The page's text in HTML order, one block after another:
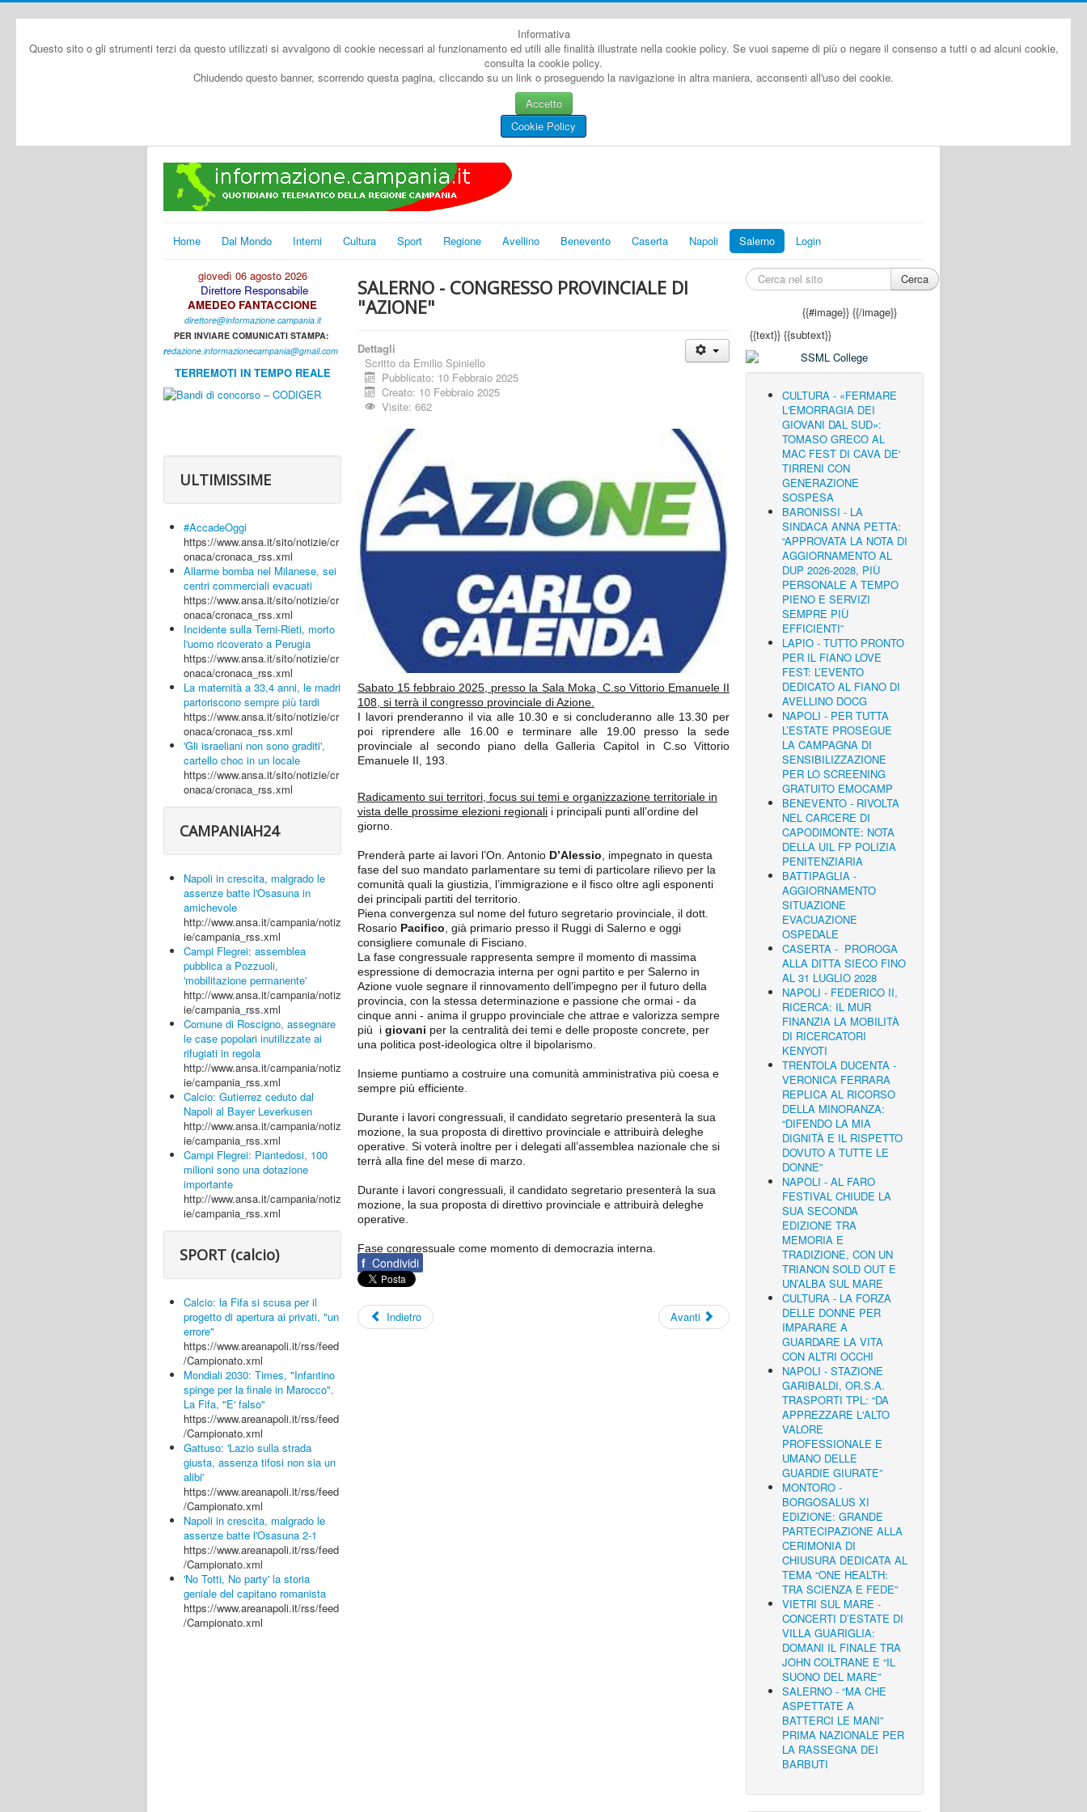
Informativa
Questo sito o gli strumenti terzi da questo utilizzati si avvalgono di cookie necessari al funzionamento ed utili alle finalità illustrate nella cookie policy. Se vuoi saperne di più o negare il consenso a tutti o ad alcuni cookie,
consulta la cookie policy.
Chiudendo questo banner, scorrendo questa pagina, cliccando su un link o proseguendo la navigazione in altra maniera, acconsenti all'uso dei cookie.
Accetto
Cookie Policy
Home Dal Mondo Interni Cultura Sport Regione Avellino Benevento Caserta Napoli Salerno Login
giovedì 06 agosto 2026
Direttore Responsabile
AMEDEO FANTACCIONE
direttore@informazione.campania.it
PER INVIARE COMUNICATI STAMPA:
redazione.informazionecampania@gmail.com
TERREMOTI IN TEMPO REALE
ULTIMISSIME
#AccadeOggi
https://www.ansa.it/sito/notizie/cr
onaca/cronaca_rss.xml
Allarme bomba nel Milanese, sei
centri commerciali evacuati
https://www.ansa.it/sito/notizie/cr
onaca/cronaca_rss.xml
Incidente sulla Terni-Rieti, morto
l'uomo ricoverato a Perugia
https://www.ansa.it/sito/notizie/cr
onaca/cronaca_rss.xml
La maternità a 33,4 anni, le madri
partoriscono sempre più tardi
https://www.ansa.it/sito/notizie/cr
onaca/cronaca_rss.xml
'Gli israeliani non sono graditi',
cartello choc in un locale
https://www.ansa.it/sito/notizie/cr
onaca/cronaca_rss.xml
CAMPANIAH24
Napoli in crescita, malgrado le
assenze batte l'Osasuna in
amichevole
http://www.ansa.it/campania/notiz
ie/campania_rss.xml
Campi Flegrei: assemblea
pubblica a Pozzuoli,
'mobilitazione permanente'
http://www.ansa.it/campania/notiz
ie/campania_rss.xml
Comune di Roscigno, assegnare
le case popolari inutilizzate ai
rifugiati in regola
http://www.ansa.it/campania/notiz
ie/campania_rss.xml
Calcio: Gutierrez ceduto dal
Napoli al Bayer Leverkusen
http://www.ansa.it/campania/notiz
ie/campania_rss.xml
Campi Flegrei: Piantedosi, 100
milioni sono una dotazione
importante
http://www.ansa.it/campania/notiz
ie/campania_rss.xml
SPORT (calcio)
Calcio: la Fifa si scusa per il
progetto di apertura ai privati, "un
errore"
https://www.areanapoli.it/rss/feed
/Campionato.xml
Mondiali 2030: Times, "Infantino
spinge per la finale in Marocco".
La Fifa, "E' falso"
https://www.areanapoli.it/rss/feed
/Campionato.xml
Gattuso: 'Lazio sulla strada
giusta, assenza tifosi non sia un
alibi'
https://www.areanapoli.it/rss/feed
/Campionato.xml
Napoli in crescita, malgrado le
assenze batte l'Osasuna 2-1
https://www.areanapoli.it/rss/feed
/Campionato.xml
'No Totti, No party' la storia
geniale del capitano romanista
https://www.areanapoli.it/rss/feed
/Campionato.xml
SALERNO - CONGRESSO PROVINCIALE DI
"AZIONE"
Dettagli
Scritto da Emilio Spiniello
Pubblicato: 10 Febbraio 2025
Creato: 10 Febbraio 2025
Visite: 662
Sabato 15 febbraio 2025, presso la Sala Moka, C.so Vittorio Emanuele II
108, si terrà il congresso provinciale di Azione.
I lavori prenderanno il via alle 10.30 e si concluderanno alle 13.30 per
poi riprendere alle 16.00 e terminare alle 19.00 presso la sede
provinciale al secondo piano della Galleria Capitol in C.so Vittorio
Emanuele II, 193.
Radicamento sui territori, focus sui temi e organizzazione territoriale in
vista delle prossime elezioni regionali i principali punti all’ordine del
giorno.
Prenderà parte ai lavori l’On. Antonio D’Alessio, impegnato in questa
fase del suo mandato parlamentare su temi di particolare rilievo per la
comunità quali la giustizia, l’immigrazione e il fisco oltre agli esponenti
dei principali partiti del territorio.
Piena convergenza sul nome del futuro segretario provinciale, il dott.
Rosario Pacifico, già primario presso il Ruggi di Salerno e oggi
consigliere comunale di Fisciano.
La fase congressuale rappresenta sempre il momento di massima
espressione di democrazia interna per ogni partito e per Salerno in
Azione vuole segnare il rinnovamento dell’impegno per il futuro della
provincia, con la stessa determinazione e passione che ormai - da
cinque anni - anima il gruppo provinciale che attrae e valorizza sempre
più i giovani per la centralità dei temi e delle proposte concrete, per
una politica post-ideologica oltre il bipolarismo.
Insieme puntiamo a costruire una comunità amministrativa più coesa e
sempre più efficiente.
Durante i lavori congressuali, il candidato segretario presenterà la sua
mozione, la sua proposta di direttivo provinciale e attribuirà deleghe
operative. Si voterà inoltre per i delegati all’assemblea nazionale che si
terrà alla fine del mese di marzo.
Durante i lavori congressuali, il candidato segretario presenterà la sua
mozione, la sua proposta di direttivo provinciale e attribuirà deleghe
operative.
Fase congressuale come momento di democrazia interna.
f Condividi
Indietro Avanti
Cerca
{{#image}}{{/image}}
{{text}} {{subtext}}
CULTURA - «FERMARE
L'EMORRAGIA DEI
GIOVANI DAL SUD»:
TOMASO GRECO AL
MAC FEST DI CAVA DE'
TIRRENI CON
GENERAZIONE
SOSPESA
BARONISSI - LA
SINDACA ANNA PETTA:
“APPROVATA LA NOTA DI
AGGIORNAMENTO AL
DUP 2026-2028, PIÙ
PERSONALE A TEMPO
PIENO E SERVIZI
SEMPRE PIÙ
EFFICIENTI”
LAPIO - TUTTO PRONTO
PER IL FIANO LOVE
FEST: L’EVENTO
DEDICATO AL FIANO DI
AVELLINO DOCG
NAPOLI - PER TUTTA
L’ESTATE PROSEGUE
LA CAMPAGNA DI
SENSIBILIZZAZIONE
PER LO SCREENING
GRATUITO EMOCAMP
BENEVENTO - RIVOLTA
NEL CARCERE DI
CAPODIMONTE: NOTA
DELLA UIL FP POLIZIA
PENITENZIARIA
BATTIPAGLIA -
AGGIORNAMENTO
SITUAZIONE
EVACUAZIONE
OSPEDALE
CASERTA - PROROGA
ALLA DITTA SIECO FINO
AL 31 LUGLIO 2028
NAPOLI - FEDERICO II,
RICERCA: IL MUR
FINANZIA LA MOBILITÀ
DI RICERCATORI
KENYOTI
TRENTOLA DUCENTA -
VERONICA FERRARA
REPLICA AL RICORSO
DELLA MINORANZA:
“DIFENDO LA MIA
DIGNITÀ E IL RISPETTO
DOVUTO A TUTTE LE
DONNE”
NAPOLI - AL FARO
FESTIVAL CHIUDE LA
SUA SECONDA
EDIZIONE TRA
MEMORIA E
TRADIZIONE, CON UN
TRIANON SOLD OUT E
UN’ALBA SUL MARE
CULTURA - LA FORZA
DELLE DONNE PER
IMPARARE A
GUARDARE LA VITA
CON ALTRI OCCHI
NAPOLI - STAZIONE
GARIBALDI, OR.S.A.
TRASPORTI TPL: “DA
APPREZZARE L'ALTO
VALORE
PROFESSIONALE E
UMANO DELLE
GUARDIE GIURATE”
MONTORO -
BORGOSALUS XI
EDIZIONE: GRANDE
PARTECIPAZIONE ALLA
CERIMONIA DI
CHIUSURA DEDICATA AL
TEMA “ONE HEALTH:
TRA SCIENZA E FEDE”
VIETRI SUL MARE -
CONCERTI D’ESTATE DI
VILLA GUARIGLIA:
DOMANI IL FINALE TRA
JOHN COLTRANE E “IL
SUONO DEL MARE”
SALERNO - “MA CHE
ASPETTATE A
BATTERCI LE MANI”
PRIMA NAZIONALE PER
LA RASSEGNA DEI
BARBUTI